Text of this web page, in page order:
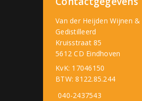
Van der Heijden Wijnen &
Gedistilleerd
Kruisstraat 85
5612 CD Eindhoven
KvK: 17046150
BTW: 8122.85.244
040-2437543